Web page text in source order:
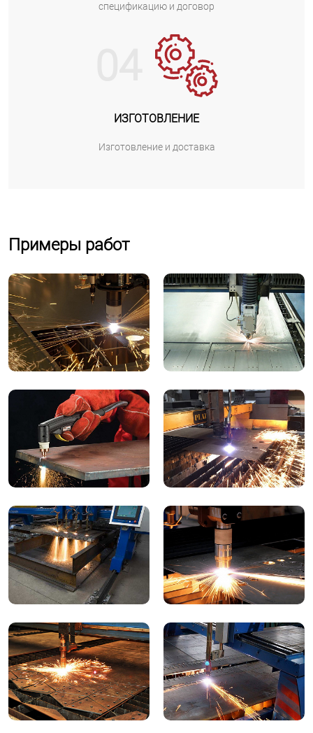
спецификацию и договор
ИЗГОТОВЛЕНИЕ
Изготовление и доставка
Примеры работ